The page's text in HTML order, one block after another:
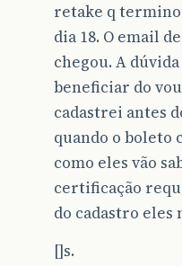
retake q
dia 18. O email
chegou. A
beneficiar do
cadastrei antes
quando o boleto
como eles vão
certificação
do cadastro
[]s.